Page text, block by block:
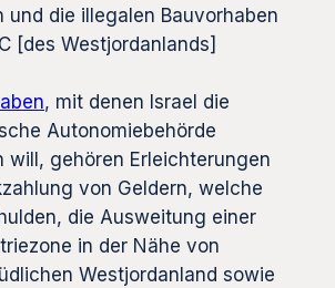
und die illegalen Bauvorhaben
[des Westjordanlands]
, mit denen Israel die
Autonomiebehörde
will, gehören Erleichterungen
von Geldern, welche
die Ausweitung einer
in der Nähe von
Westjordanland sowie